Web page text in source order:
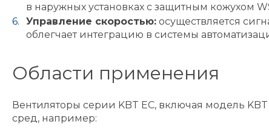
в наружных установках с защитным кожухом
Управление скоростью:осуществляется
облегчает интеграцию в системы
Области применения
Вентиляторы серии KBT EC, включая модель
сред, например: